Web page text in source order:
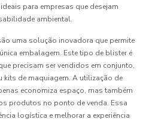
para empresas que desejam
ambiental.
uma solução inovadora que permite
embalagem. Este tipo de blister é
precisam ser vendidos em conjunto,
kits de maquiagem. A utilização de
economiza espaço, mas também
produtos no ponto de venda. Essa
logística e melhorar a experiência